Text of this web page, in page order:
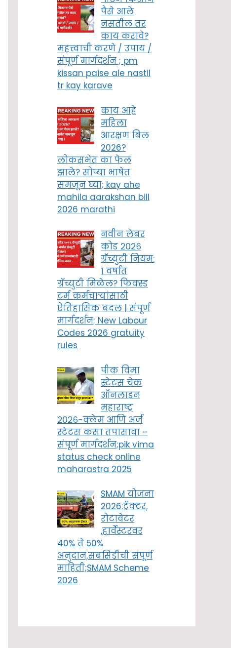
पैसे आले
नसतील तर
काय करावे?
महत्त्वाची करणे / उपाय /
संपूर्ण मार्गदर्शन ; pm
kissan paise ale nastil
tr kay karave
काय आहे
महिला
आरक्षण बिल
2026?
लोकसभेत का फेल
झाले? सोप्या भाषेत
समजून घ्या; kay ahe
mahila aarakshan bill
2026 marathi
नवीन लेबर
कोड २०२६
ग्रॅच्युटी नियम:
१ वर्षात
ग्रॅच्युटी मिळेल? फिक्स्ड
टर्म कर्मचाऱ्यांसाठी
ऐतिहासिक बदल | संपूर्ण
मार्गदर्शन; New Labour
Codes 2026 gratuity
rules
पीक विमा
स्टेटस चेक
ऑनलाइन
महाराष्ट्र
२०२६-क्लेम आणि अर्ज
स्टेटस कसा तपासावा –
संपूर्ण मार्गदर्शन;pik vima
status check online
maharastra 2025
SMAM योजना
2026:ट्रॅक्टर,
रोटावेटर
,हार्वेस्टरवर
40% ते 50%
अनुदान,सबसिडीची संपूर्ण
माहिती;SMAM Scheme
2026